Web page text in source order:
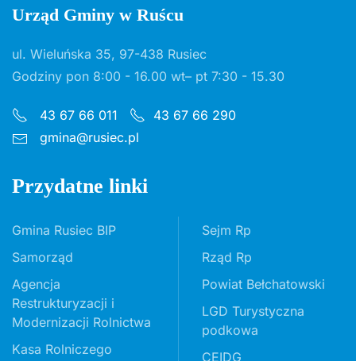
Urząd Gminy w Ruścu
ul. Wieluńska 35, 97-438 Rusiec
Godziny pon 8:00 - 16.00 wt– pt 7:30 - 15.30
43 67 66 011
43 67 66 290
gmina@rusiec.pl
Przydatne linki
Gmina Rusiec BIP
Samorząd
Agencja
Restrukturyzacji i
Modernizacji Rolnictwa
Kasa Rolniczego
Sejm Rp
Rząd Rp
Powiat Bełchatowski
LGD Turystyczna
podkowa
CEIDG